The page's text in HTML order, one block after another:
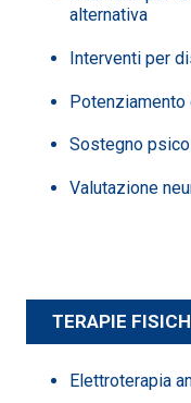
alternativa
Interventi per
Sostegno
Valutazione
TERAPIE
Elettroterapia